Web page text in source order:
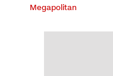
Megapolitan